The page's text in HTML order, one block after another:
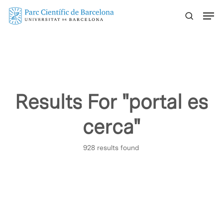
Skip
Results For "portal es
cerca"
928 results found